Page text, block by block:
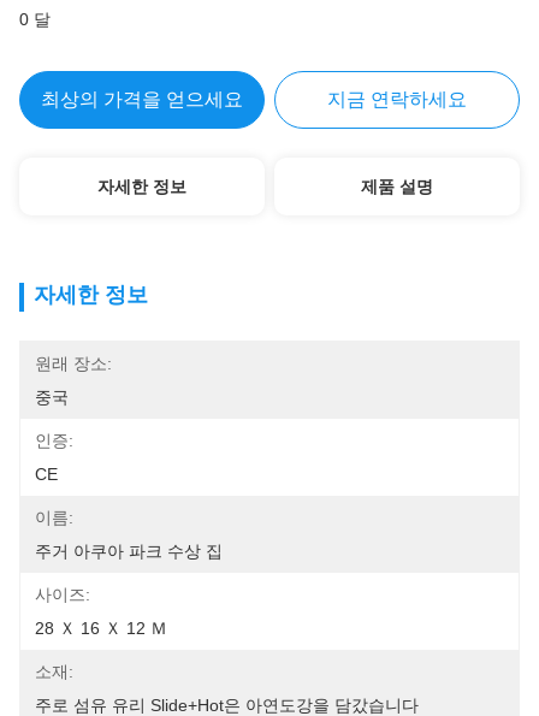
0 달
최상의 가격을 얻으세요 지금 연락하세요
자세한 정보 제품 설명
자세한 정보
원래 장소:
중국
인증:
CE
이름:
주거 아쿠아 파크 수상 집
사이즈:
28 Ｘ 16 Ｘ 12 Ｍ
소재:
주로 섬유 유리 Slide+hot은 아연도강을 담갔습니다